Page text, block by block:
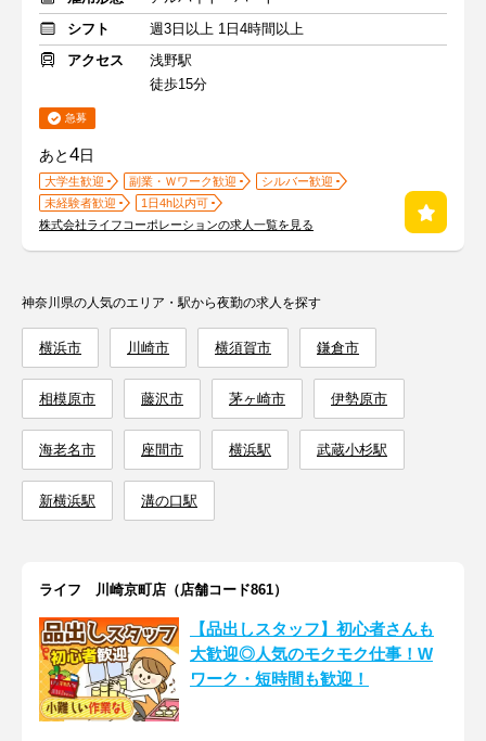
シフト
週3日以上 1日4時間以上
アクセス
浅野駅
徒歩15分
急募
あと4日
大学生歓迎 副業・Ｗワーク歓迎
シルバー歓迎
未経験者歓迎
1日4h以内可
株式会社ライフコーポレーションの求人一覧を見る
神奈川県の人気のエリア・駅から夜勤の求人を探す
横浜市 川崎市 横須賀市 鎌倉市
相模原市 藤沢市 茅ヶ崎市 伊勢原市
海老名市 座間市 横浜駅 武蔵小杉駅
新横浜駅 溝の口駅
ライフ 川崎京町店（店舗コード861）
【品出しスタッフ】初心者さんも
大歓迎◎人気のモクモク仕事！W
ワーク・短時間も歓迎！